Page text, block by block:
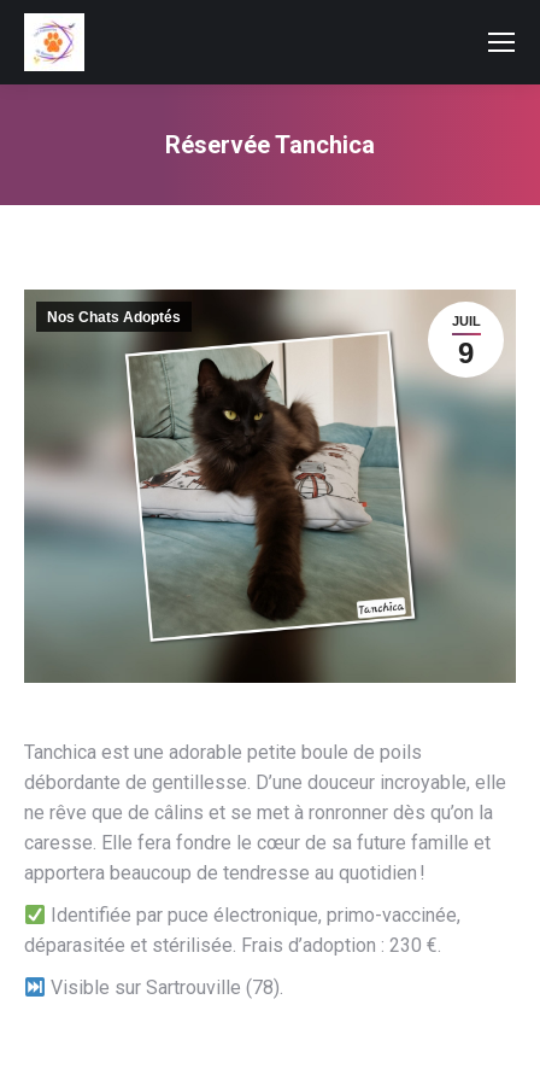
Réservée Tanchica
JUIL
9
Nos Chats Adoptés
Tanchica est une adorable petite boule de poils
débordante de gentillesse. D’une douceur incroyable, elle
ne rêve que de câlins et se met à ronronner dès qu’on la
caresse. Elle fera fondre le cœur de sa future famille et
apportera beaucoup de tendresse au quotidien !
Identifiée par puce électronique, primo-vaccinée,
déparasitée et stérilisée. Frais d’adoption : 230 €.
Visible sur Sartrouville (78).